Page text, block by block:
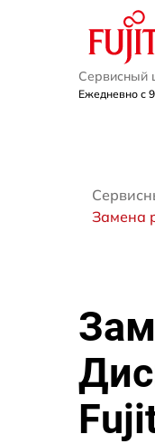
Сервисный
Ежедневно с
Замена